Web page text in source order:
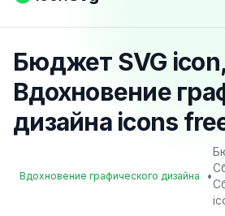
Бюджет SVG
Вдохновение
дизайна icons
Вдохновение графического дизайна •